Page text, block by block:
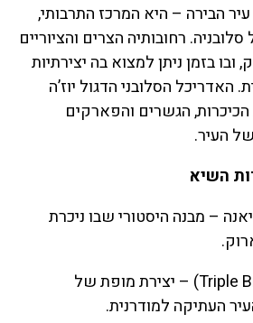
הבירה – היא המרכז התרבותי,
רחובותיה הצרים והציוריים
בזמן ניתן למצוא בה יצירתיות
האדריכל הסלובני הדגול יוז’ה
הכיכרות, הגשרים והפארקים
העיר.
השיא
– מבנה היסטורי שבו ניכרת
גשר המשולש (Triple Bridge) – יצירת מופת של
העתיקה למודרנית.